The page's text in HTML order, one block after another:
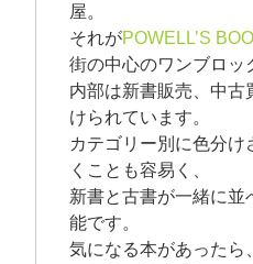
屋。
それがPOWELL’S
街の中心のワンブロッ
内部は新書販売、中
けられています。
カテゴリー別に色分
くことも容易く、
新書と古書が一緒に
能です。
気になる本があったら